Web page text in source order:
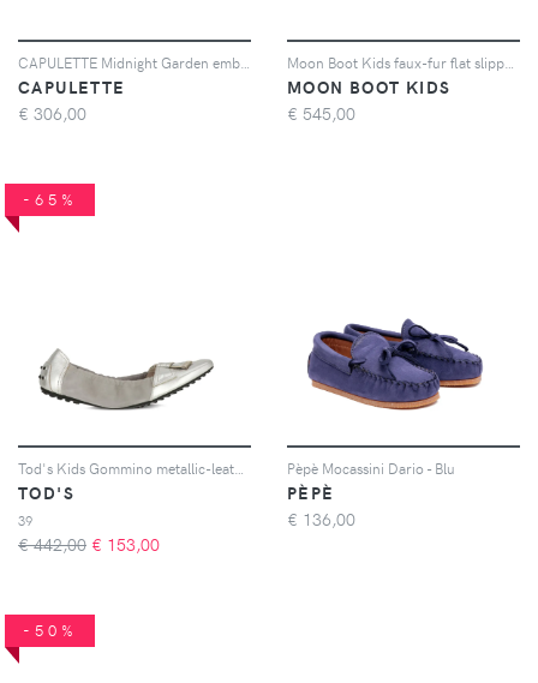
CAPULETTE
€ 306,00
MOON BOOT KIDS
€ 545,00
-65%
TOD'S
39
€ 442,00 € 153,00
Pèpè Mocassini Dario - Blu
PÈPÈ
€ 136,00
-50%